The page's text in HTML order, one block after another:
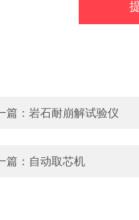
篇： 岩石耐崩解试验仪
篇： 自动取芯机